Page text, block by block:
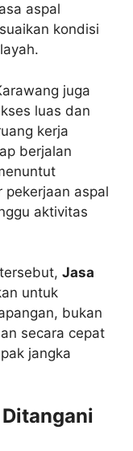
aspal
kondisi
juga
luas dan
kerja
berjalan
pekerjaan aspal
aktivitas
Jasa
untuk
bukan
secara cepat
jangka